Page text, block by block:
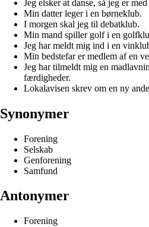
Jeg elsker at danse, så jeg er
Min datter leger i en børneklub.
I morgen skal jeg til debatklub.
Min mand spiller golf i en
Jeg har meldt mig ind i en
Min bedstefar er medlem af en
Jeg har tilmeldt mig en
færdigheder.
Lokalavisen skrev om en ny
Synonymer
Forening
Selskab
Genforening
Samfund
Antonymer
Forening